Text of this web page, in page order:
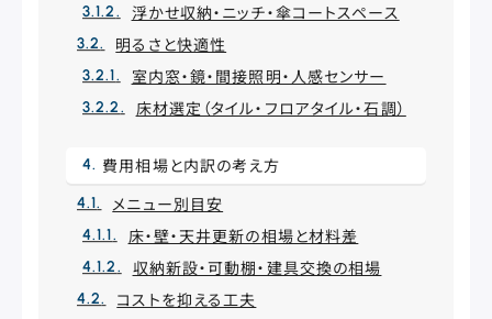
浮かせ収納・ニッチ・傘コートスペース
明るさと快適性
室内窓・鏡・間接照明・人感センサー
床材選定（タイル・フロアタイル・石調）
費用相場と内訳の考え方
メニュー別目安
床・壁・天井更新の相場と材料差
収納新設・可動棚・建具交換の相場
コストを抑える工夫